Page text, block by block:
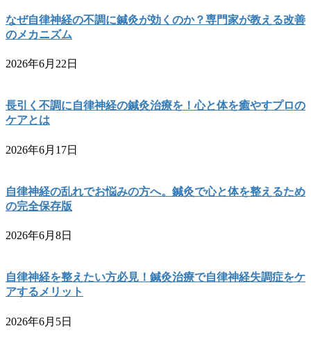
なぜ自律神経の不調に鍼灸が効くのか？専門家が教える改善
のメカニズム
2026年6月22日
長引く不調に自律神経の鍼灸治療を！心と体を癒やすプロの
ケアとは
2026年6月17日
自律神経の乱れでお悩みの方へ。鍼灸で心と体を整えるため
の完全保存版
2026年6月8日
自律神経を整えたい方必見！鍼灸治療で自律神経失調症をケ
アするメリット
2026年6月5日